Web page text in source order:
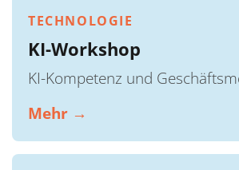
TECHNOLOGIE
KI-Workshop
KI-Kompetenz und
Mehr →